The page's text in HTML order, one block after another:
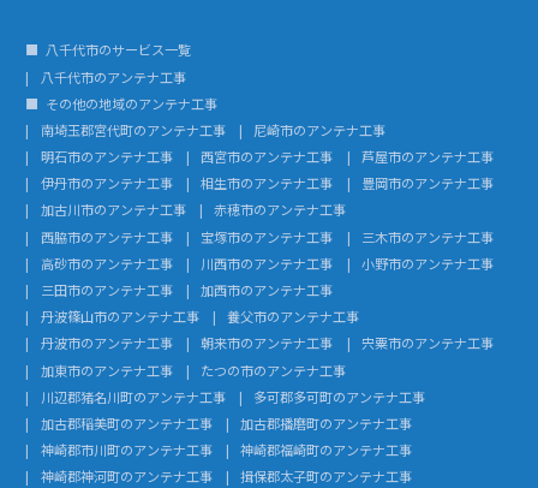
八千代市のサービス一覧
八千代市のアンテナ工事
その他の地域のアンテナ工事
南埼玉郡宮代町のアンテナ工事
尼崎市のアンテナ工事
明石市のアンテナ工事
西宮市のアンテナ工事
芦屋市のアンテナ工事
伊丹市のアンテナ工事
相生市のアンテナ工事
豊岡市のアンテナ工事
加古川市のアンテナ工事
赤穂市のアンテナ工事
西脇市のアンテナ工事
宝塚市のアンテナ工事
三木市のアンテナ工事
高砂市のアンテナ工事
川西市のアンテナ工事
小野市のアンテナ工事
三田市のアンテナ工事
加西市のアンテナ工事
丹波篠山市のアンテナ工事
養父市のアンテナ工事
丹波市のアンテナ工事
朝来市のアンテナ工事
宍粟市のアンテナ工事
加東市のアンテナ工事
たつの市のアンテナ工事
川辺郡猪名川町のアンテナ工事
多可郡多可町のアンテナ工事
加古郡稲美町のアンテナ工事
加古郡播磨町のアンテナ工事
神崎郡市川町のアンテナ工事
神崎郡福崎町のアンテナ工事
神崎郡神河町のアンテナ工事
揖保郡太子町のアンテナ工事